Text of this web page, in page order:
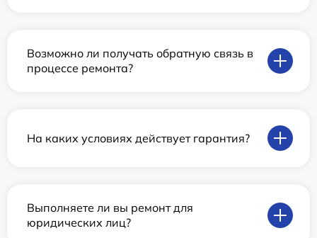
Возможно ли получать обратную связь в
процессе ремонта?
На каких условиях действует гарантия?
Выполняете ли вы ремонт для
юридических лиц?